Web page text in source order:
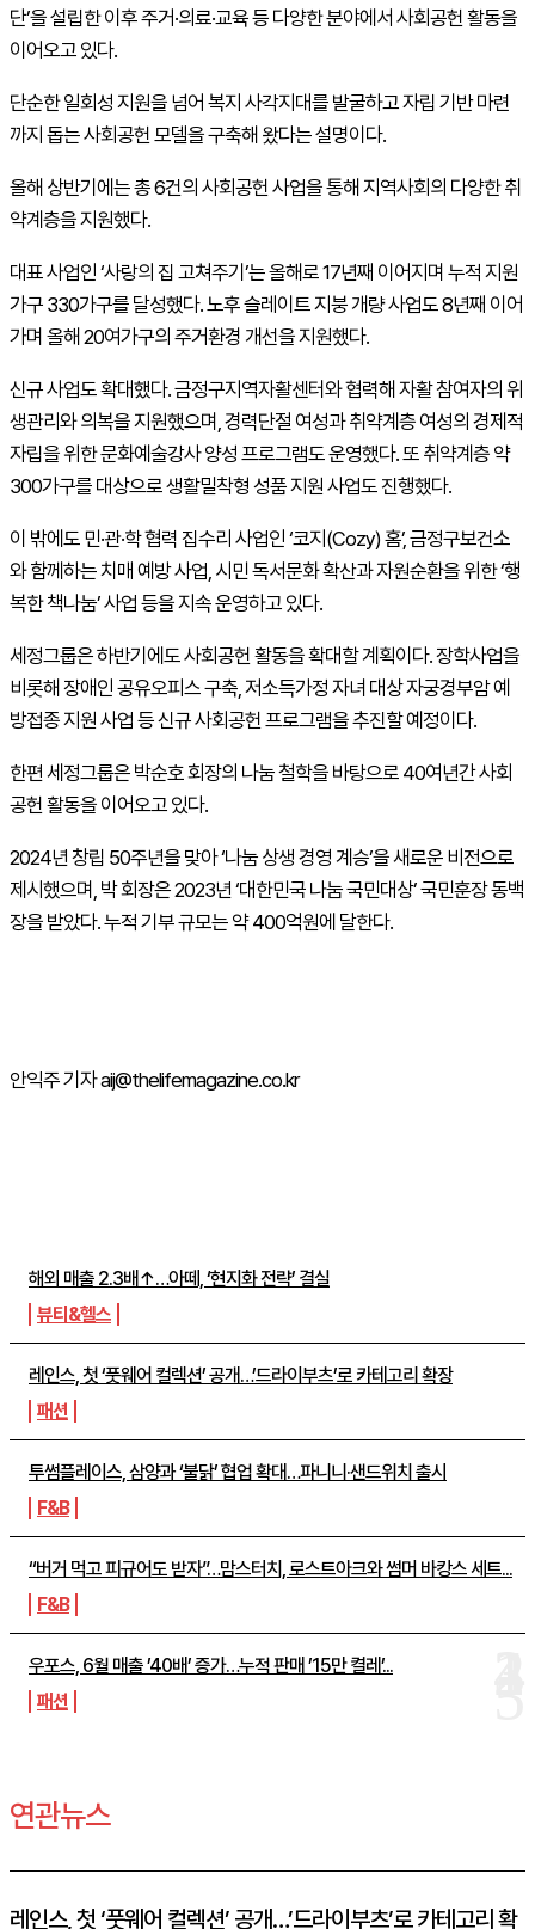
해외 매출 2.3배↑…아떼, ‘현지화 전략’ 결실
뷰티&헬스
레인스, 첫 ‘풋웨어 컬렉션’ 공개…’드라이부츠’로 카테고리 확장
패션
투썸플레이스, 삼양과 ‘불닭’ 협업 확대…파니니·샌드위치 출시
F&B
“버거 먹고 피규어도 받자”…맘스터치, 로스트아크와 썸머 바캉스 세트...
F&B
우포스, 6월 매출 ’40배’ 증가…누적 판매 ’15만 켤레’...
패션
연관뉴스
레인스, 첫 ‘풋웨어 컬렉션’ 공개…’드라이부츠’로 카테고리 확
단’을 설립한 이후 주거·의료·교육 등 다양한 분야에서 사회공헌 활동을
이어오고 있다.
단순한 일회성 지원을 넘어 복지 사각지대를 발굴하고 자립 기반 마련
까지 돕는 사회공헌 모델을 구축해 왔다는 설명이다.
올해 상반기에는 총 6건의 사회공헌 사업을 통해 지역사회의 다양한 취
약계층을 지원했다.
대표 사업인 ‘사랑의 집 고쳐주기’는 올해로 17년째 이어지며 누적 지원
가구 330가구를 달성했다. 노후 슬레이트 지붕 개량 사업도 8년째 이어
가며 올해 20여가구의 주거환경 개선을 지원했다.
신규 사업도 확대했다. 금정구지역자활센터와 협력해 자활 참여자의 위
생관리와 의복을 지원했으며, 경력단절 여성과 취약계층 여성의 경제적
자립을 위한 문화예술강사 양성 프로그램도 운영했다. 또 취약계층 약
300가구를 대상으로 생활밀착형 성품 지원 사업도 진행했다.
이 밖에도 민·관·학 협력 집수리 사업인 ‘코지(Cozy) 홈’, 금정구보건소
와 함께하는 치매 예방 사업, 시민 독서문화 확산과 자원순환을 위한 ‘행
복한 책나눔’ 사업 등을 지속 운영하고 있다.
세정그룹은 하반기에도 사회공헌 활동을 확대할 계획이다. 장학사업을
비롯해 장애인 공유오피스 구축, 저소득가정 자녀 대상 자궁경부암 예
방접종 지원 사업 등 신규 사회공헌 프로그램을 추진할 예정이다.
한편 세정그룹은 박순호 회장의 나눔 철학을 바탕으로 40여년간 사회
공헌 활동을 이어오고 있다.
2024년 창립 50주년을 맞아 ‘나눔 상생 경영 계승’을 새로운 비전으로
제시했으며, 박 회장은 2023년 ‘대한민국 나눔 국민대상’ 국민훈장 동백
장을 받았다. 누적 기부 규모는 약 400억원에 달한다.
안익주 기자 aij@thelifemagazine.co.kr